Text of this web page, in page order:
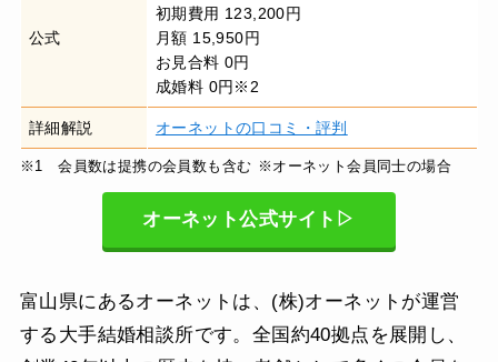
公式
初期費用 123,200円
月額 15,950円
お見合料 0円
成婚料 0円※2
詳細解説 オーネットの口コミ・評判
※1 会員数は提携の会員数も含む ※オーネット会員同士の場合
オーネット公式サイト▷
富山県にあるオーネットは、(株)オーネットが運営
する大手結婚相談所です。全国約40拠点を展開し、